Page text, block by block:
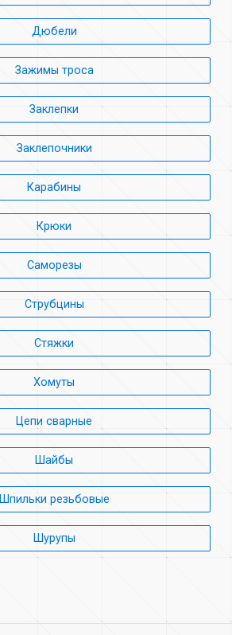
Дюбели
Зажимы троса
Заклепки
Заклепочники
Карабины
Крюки
Саморезы
Струбцины
Стяжки
Хомуты
Цепи сварные
Шайбы
Шпильки резьбовые
Шурупы